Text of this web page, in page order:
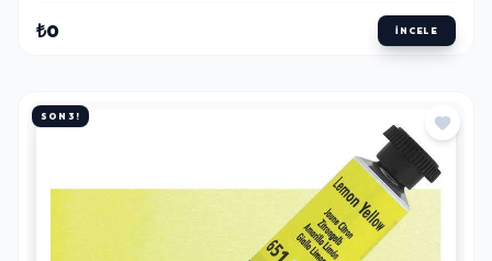
₺0 İNCELE
SON 3!